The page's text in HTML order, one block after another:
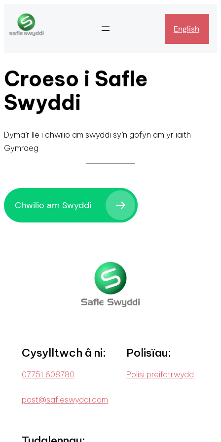
English
Croeso i Safle
Swyddi
Dyma’r lle i chwilio am swyddi sy’n gofyn am yr iaith
Gymraeg
Chwilio am Swyddi
Cysylltwch â ni:
07751 608780
post@safleswyddi.com
Polisïau:
Polisi preifatrwydd